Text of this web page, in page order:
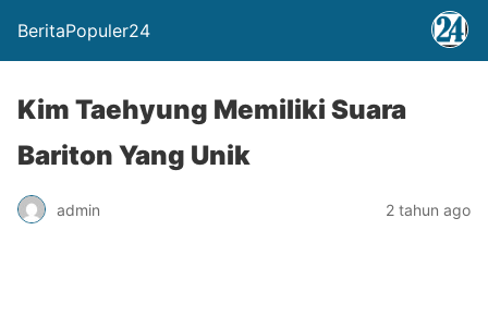
BeritaPopuler24
Kim Taehyung Memiliki Suara
Bariton Yang Unik
admin 2 tahun ago